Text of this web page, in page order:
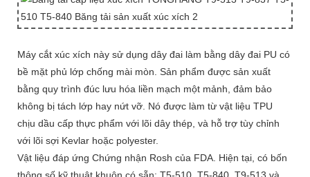
Máy cắt xúc xích này sử dụng dây đai làm bằng dây đai PU có
bề mặt phủ lớp chống mài mòn. Sản phẩm được sản xuất
bằng quy trình đúc lưu hóa liền mạch một mảnh, đảm bảo
không bị tách lớp hay nứt vỡ. Nó được làm từ vật liệu TPU
chịu dầu cấp thực phẩm với lõi dây thép, và hỗ trợ tùy chỉnh
với lõi sợi Kevlar hoặc polyester.
Vật liệu đáp ứng Chứng nhận Rosh của FDA. Hiện tại, có bốn